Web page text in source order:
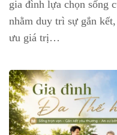
gia đình lựa chọn sống
nhằm duy trì sự gắn
ưu giá trị…